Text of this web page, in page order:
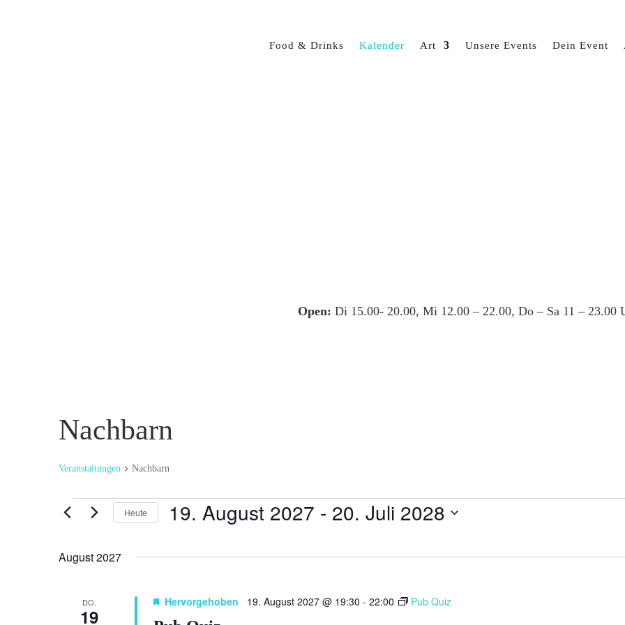
Food & Drinks Kalender Art Unsere Events Dein Event
Open: Di 15.00- 20.00, Mi 12.00 – 22.00, Do – Sa 11 – 23.00
Nachbarn
Veranstaltungen Nachbarn
Veranstaltungen
Heute 19. August 2027 - 20. Juli 2028
August 2027
DO.
19
Hervorgehoben 19. August 2027 @ 19:30 - 22:00 Pub Quiz